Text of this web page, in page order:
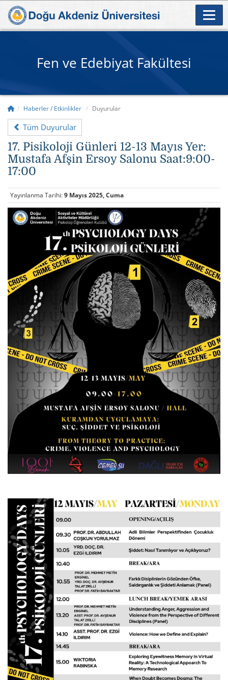
Fen ve Edebiyat Fakültesi
Haberler / Etkinlikler Duyurular
Tüm Duyurular
17. Pisikoloji Günleri 12-13 Mayıs Yer:
Mustafa Afşin Ersoy Salonu Saat:9:00-
17:00
Yayınlanma Tarihi:9 Mayıs 2025, Cuma